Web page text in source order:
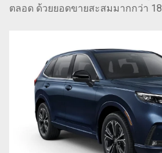
ตลอด ด้วยยอดขายสะสมมากกว่า